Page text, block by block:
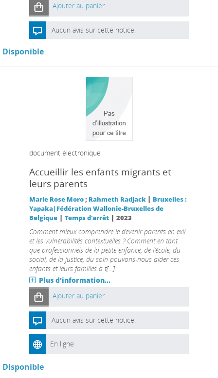
Ajouter au panier
Aucun avis sur cette notice.
Disponible
document électronique
Accueillir les enfants migrants et
leurs parents
Marie Rose Moro; Rahmeth Radjack | Bruxelles :
Yapaka|Fédération Wallonie-Bruxelles de
Belgique| Temps d'arrêt| 2023
Comment mieux comprendre le devenir parents en exil
et les vulnérabilités contextuelles ? Comment en tant
que professionnels de la petite enfance, de l’école, du
social, de la justice, du soin pouvons-nous aider ces
enfants et leurs familles à t[...]
Plus d'information...
Ajouter au panier
Aucun avis sur cette notice.
En ligne
Disponible